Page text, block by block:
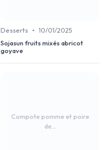
Desserts • 10/01/2025
Sojasun fruits mixés abricot
goyave
Compote pomme et poire
de...